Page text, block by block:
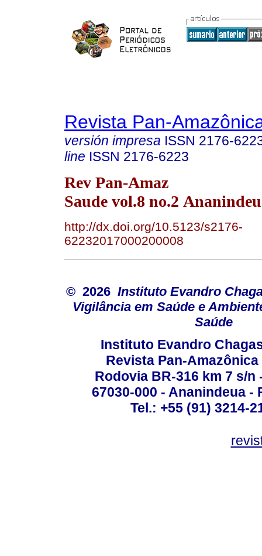
Revista Pan-
versión impresa ISSN 2176-
line ISSN 2176-6223
Rev Pan-Amaz
Saude vol.8 no.2
http://dx.doi.org/10.5123/s2176-
62232017000200008
© 2026 Instituto Evandro
Vigilância em Saúde e
Saúde
Instituto Evandro
Revista Pan-Amazônica
Rodovia BR-316 km 7 s/n
67030-000 - Ananindeua -
Tel.: +55 (91) 3214-